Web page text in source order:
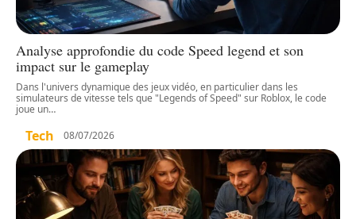
Analyse approfondie du code Speed legend et son
impact sur le gameplay
Dans l'univers dynamique des jeux vidéo, en particulier dans les
simulateurs de vitesse tels que "Legends of Speed" sur Roblox, le code
joue un…
Tech 08/07/2026